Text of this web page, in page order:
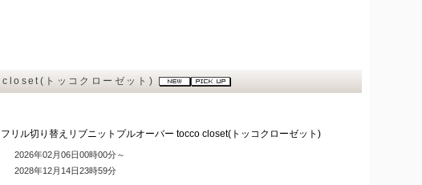
closet(トッコクローゼット)
リル切り替えリブニットプルオーバー tocco closet(トッコクローゼット)
2026年02月06日00時00分～
2028年12月14日23時59分